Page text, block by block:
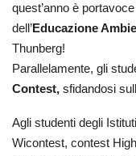
quest’anno è
dell’Educazione
Thunberg!
Parallelamente, gli
Contest, sfidandosi
Agli studenti degli
Wicontest, contest